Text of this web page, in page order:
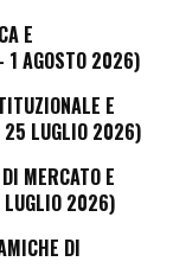
E
1 AGOSTO 2026)
E
25 LUGLIO 2026)
MERCATO E
LUGLIO 2026)
DI